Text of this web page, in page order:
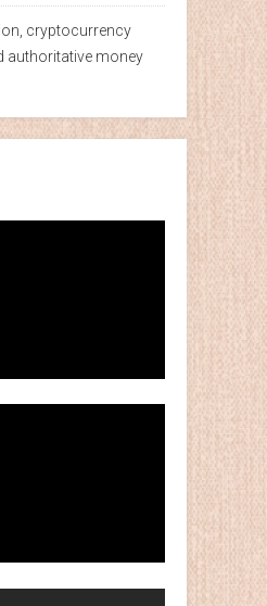
cryptocurrency
authoritative money